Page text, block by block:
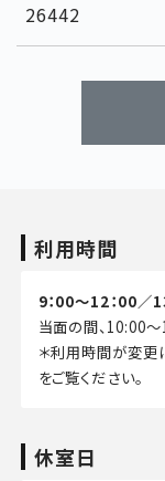
26442
利用時間
9：00～12：00
当面の間、10:00
＊利用時間が変更
をご覧ください。
休室日